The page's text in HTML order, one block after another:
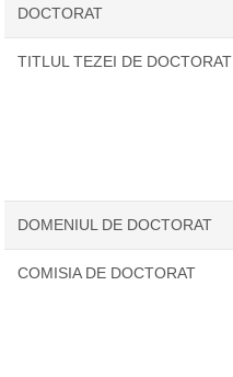
DOCTORAT
TITLUL TEZEI DE DOCTORAT
DOMENIUL DE DOCTORAT
COMISIA DE DOCTORAT